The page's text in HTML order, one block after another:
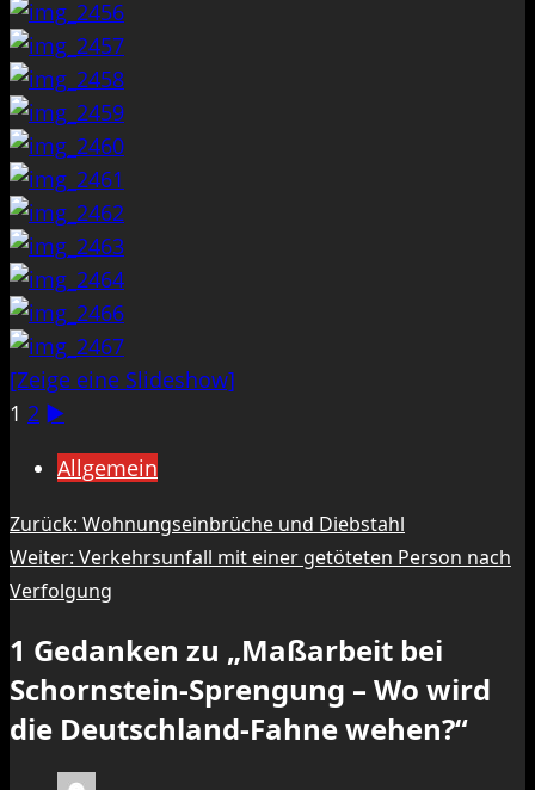
[Zeige eine Slideshow]
1 2 ►
Allgemein
Beitragsnavigation
Zurück: Wohnungseinbrüche und Diebstahl
Weiter: Verkehrsunfall mit einer getöteten Person nach
Verfolgung
1 Gedanken zu „Maßarbeit bei
Schornstein-Sprengung – Wo wird
die Deutschland-Fahne wehen?“